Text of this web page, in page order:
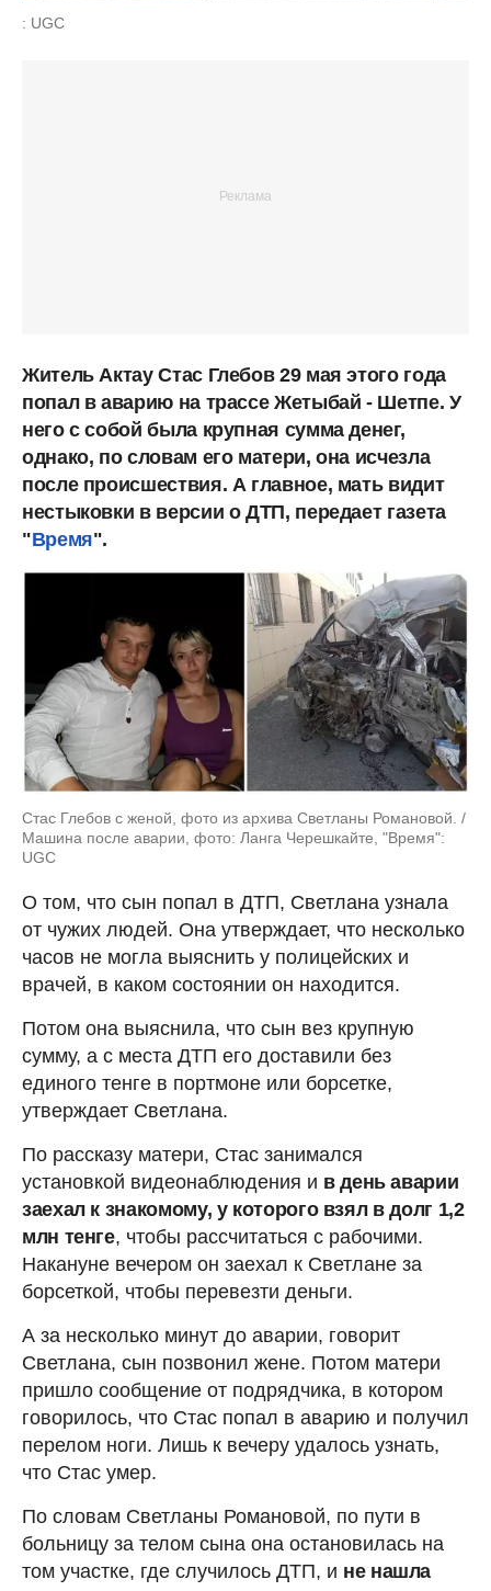
: UGC
Житель Актау Стас Глебов 29 мая этого года
попал в аварию на трассе Жетыбай - Шетпе. У
него с собой была крупная сумма денег,
однако, по словам его матери, она исчезла
после происшествия. А главное, мать видит
нестыковки в версии о ДТП, передает газета
"Время".
Стас Глебов с женой, фото из архива Светланы Романовой. /
Машина после аварии, фото: Ланга Черешкайте, "Время":
UGC
О том, что сын попал в ДТП, Светлана узнала
от чужих людей. Она утверждает, что несколько
часов не могла выяснить у полицейских и
врачей, в каком состоянии он находится.
Потом она выяснила, что сын вез крупную
сумму, а с места ДТП его доставили без
единого тенге в портмоне или борсетке,
утверждает Светлана.
По рассказу матери, Стас занимался
установкой видеонаблюдения и в день аварии
заехал к знакомому, у которого взял в долг 1,2
млн тенге, чтобы рассчитаться с рабочими.
Накануне вечером он заехал к Светлане за
борсеткой, чтобы перевезти деньги.
А за несколько минут до аварии, говорит
Светлана, сын позвонил жене. Потом матери
пришло сообщение от подрядчика, в котором
говорилось, что Стас попал в аварию и получил
перелом ноги. Лишь к вечеру удалось узнать,
что Стас умер.
По словам Светланы Романовой, по пути в
больницу за телом сына она остановилась на
том участке, где случилось ДТП, и не нашла